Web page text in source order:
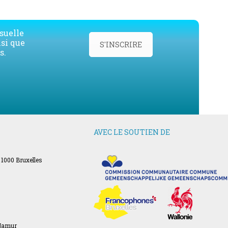
que
S'INSCRIRE
Bruxelles
AVEC LE SOUTIEN DE